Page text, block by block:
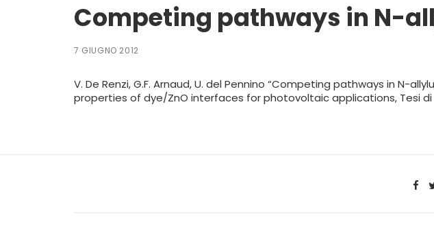
Competing pathways in N-
7 GIUGNO 2012
V. De Renzi, G.F. Arnaud, U. del Pennino “Competing pathways in N-
properties of dye/ZnO interfaces for photovoltaic applications, Tesi